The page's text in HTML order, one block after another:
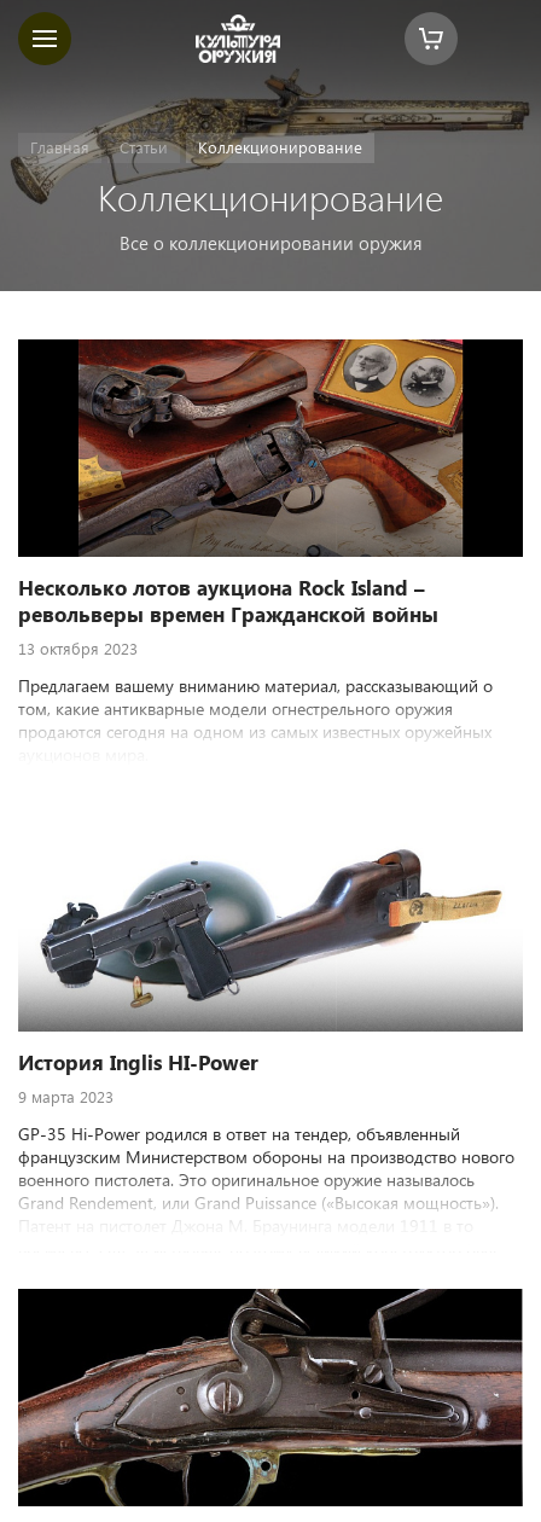
Главная Статьи Коллекционирование
Коллекционирование
Все о коллекционировании оружия
Несколько лотов аукциона Rock Island –
револьверы времен Гражданской войны
13 октября 2023
Предлагаем вашему вниманию материал, рассказывающий о
том, какие антикварные модели огнестрельного оружия
продаются сегодня на одном из самых известных оружейных
История Inglis HI-Power
9 марта 2023
GP-35 Hi-Power родился в ответ на тендер, объявленный
французским Министерством обороны на производство нового
военного пистолета. Это оригинальное оружие называлось
Grand Rendement, или Grand Puissance («Высокая мощность»).
Патент на пистолет Джона М. Браунинга модели 1911 в то
возможностей его предыдущего детища собственной
конструкции. В 1923 году Браунинг подал патент на то, что
впоследствии стало называться Hi-Power.